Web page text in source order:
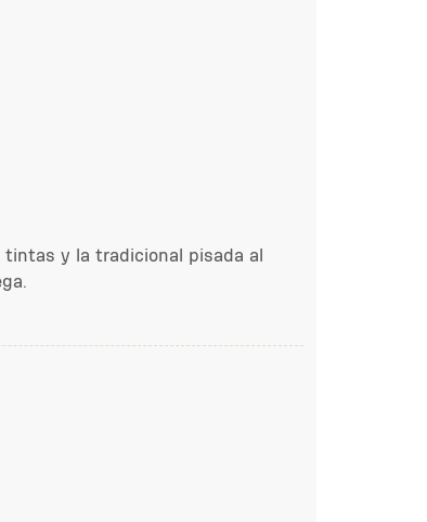
tintas y la tradicional pisada al